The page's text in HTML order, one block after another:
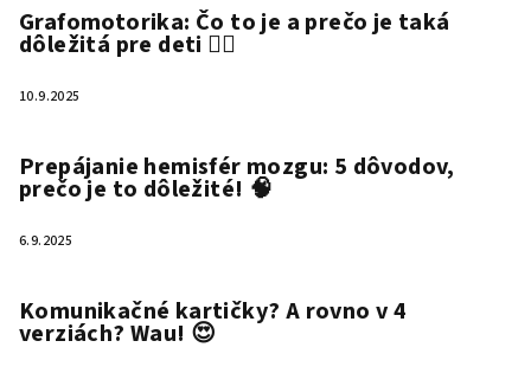
Grafomotorika: Čo to je a prečo je taká
dôležitá pre deti ✍🏻
10.9.2025
Prepájanie hemisfér mozgu: 5 dôvodov,
prečo je to dôležité! 🧠
6.9.2025
Komunikačné kartičky? A rovno v 4
verziách? Wau! 😍